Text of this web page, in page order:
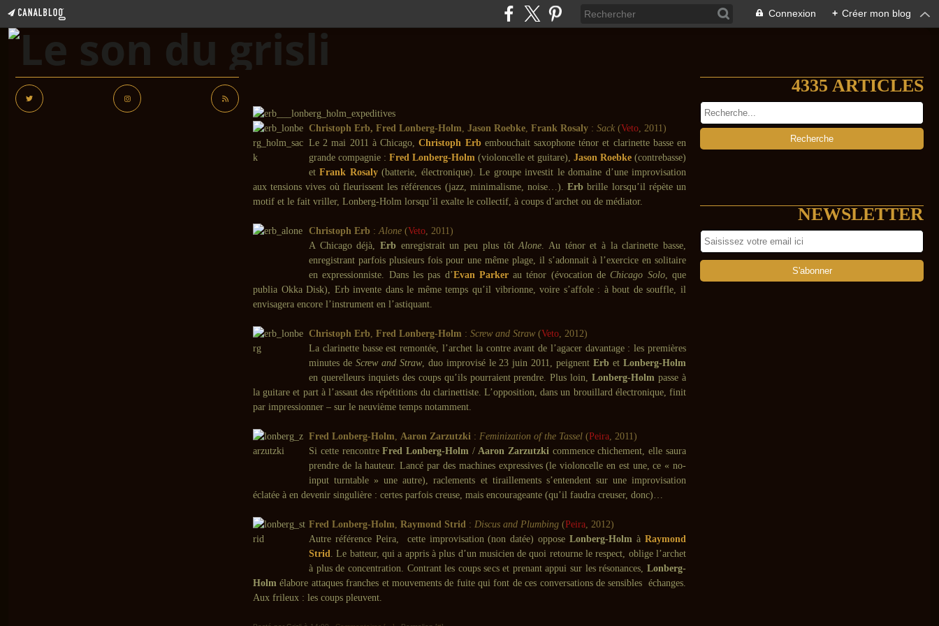
Connexion + Créer mon blog
Christoph Erb, Fred Lonberg-Holm, Jason Roebke, Frank Rosaly : Sack (Veto, 2011)
Le 2 mai 2011 à Chicago,Christoph Erbembouchait saxophone ténor et clarinette basse en
grande compagnie : Fred Lonberg-Holm (violoncelle et guitare), Jason Roebke (contrebasse)
etFrank Rosaly (batterie, électronique). Le groupe investit le domaine d’une improvisation
aux tensions vives où fleurissent les références (jazz, minimalisme, noise…).Erb brille lorsqu’il répète un
motif et le fait vriller, Lonberg-Holm lorsqu’il exalte le collectif, à coups d’archet ou de médiator.
Christoph Erb :Alone (Veto, 2011)
A Chicago déjà,Erb enregistrait un peu plus tôtAlone. Au ténor et à la clarinette basse,
enregistrant parfois plusieurs fois pour une même plage, il s’adonnait à l’exercice en solitaire
en expressionniste. Dans les pas d’Evan Parker au ténor (évocation deChicago Solo, que
publia Okka Disk), Erb invente dans le même temps qu’il vibrionne, voire s’affole : à bout de souffle, il
envisagera encore l’instrument en l’astiquant.
Christoph Erb, Fred Lonberg-Holm : Screw and Straw (Veto, 2012)
La clarinette basse est remontée, l’archet la contre avant de l’agacer davantage : les premières
minutes de Screw and Straw, duo improvisé le 23 juin 2011, peignentErb etLonberg-Holm
en querelleurs inquiets des coups qu’ils pourraient prendre. Plus loin,Lonberg-Holm passe à
la guitare et part à l’assaut des répétitions du clarinettiste. L’opposition, dans un brouillard électronique, finit
par impressionner – sur le neuvième temps notamment.
Fred Lonberg-Holm, Aaron Zarzutzki : Feminization of the Tassel (Peira, 2011)
Si cette rencontreFred Lonberg-Holm / Aaron Zarzutzkicommence chichement, elle saura
prendre de la hauteur. Lancé par des machines expressives (le violoncelle en est une, ce « no-
input turntable » une autre), raclements et tiraillements s’entendent sur une improvisation
éclatée à en devenir singulière : certes parfois creuse, mais encourageante (qu’il faudra creuser, donc)…
Fred Lonberg-Holm, Raymond Strid : Discus and Plumbing (Peira, 2012)
Autre référence Peira, cette improvisation (non datée) opposeLonberg-Holm àRaymond
Strid. Le batteur, qui a appris à plus d’un musicien de quoi retourne le respect, oblige l’archet
à plus de concentration. Contrant les coups secs et prenant appui sur les résonances, Lonberg-
Holm élabore attaques franches et mouvements de fuite qui font de ces conversations de sensibles échanges.
Aux frileux : les coups pleuvent.
4335 ARTICLES
NEWSLETTER